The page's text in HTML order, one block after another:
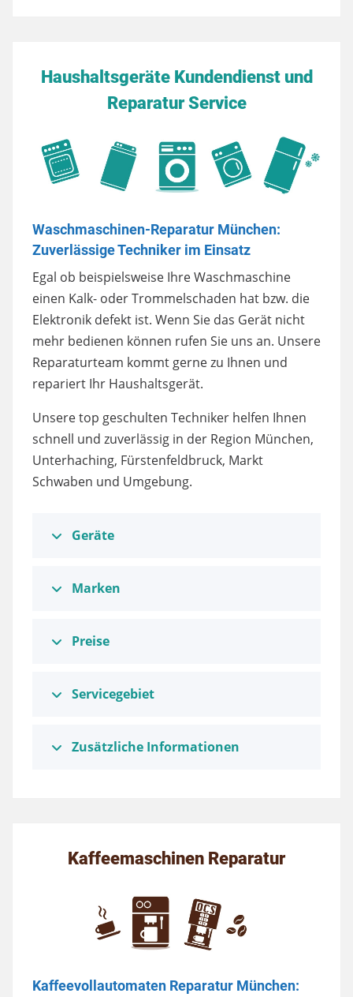
Haushaltsgeräte Kundendienst und
Reparatur Service
Waschmaschinen-Reparatur München:
Zuverlässige Techniker im Einsatz
Egal ob beispielsweise Ihre Waschmaschine
einen Kalk- oder Trommelschaden hat bzw. die
Elektronik defekt ist. Wenn Sie das Gerät nicht
mehr bedienen können rufen Sie uns an. Unsere
Reparaturteam kommt gerne zu Ihnen und
repariert Ihr Haushaltsgerät.
Unsere top geschulten Techniker helfen Ihnen
schnell und zuverlässig in der Region München,
Unterhaching, Fürstenfeldbruck, Markt
Schwaben und Umgebung.
Geräte
Marken
Preise
Servicegebiet
Zusätzliche Informationen
Kaffeemaschinen Reparatur
Kaffeevollautomaten Reparatur München: